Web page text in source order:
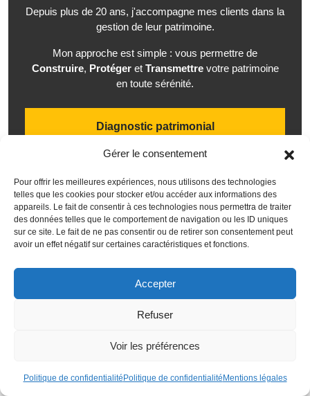
Gérer le consentement
Pour offrir les meilleures expériences, nous utilisons des technologies
telles que les cookies pour stocker et/ou accéder aux informations des
appareils. Le fait de consentir à ces technologies nous permettra de traiter
des données telles que le comportement de navigation ou les ID uniques
sur ce site. Le fait de ne pas consentir ou de retirer son consentement peut
avoir un effet négatif sur certaines caractéristiques et fonctions.
Accepter
Refuser
Voir les préférences
Politique de confidentialité Politique de confidentialité Mentions légales
Depuis plus de 20 ans, j'accompagne mes clients dans la
gestion de leur patrimoine.
Mon approche est simple : vous permettre de
Construire, Protégeret Transmettrevotre patrimoine
en toute sérénité.
Diagnostic patrimonial
Ces articles pourraient
vous intéresser